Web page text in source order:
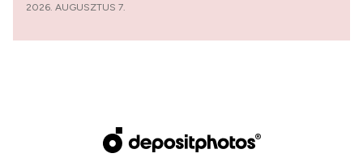
2026. AUGUSZTUS 7.